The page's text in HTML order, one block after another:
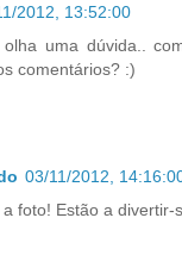
2012, 13:52:00
uma dúvida..
comentários? :)
03/11/2012,
foto! Estão a divertir-